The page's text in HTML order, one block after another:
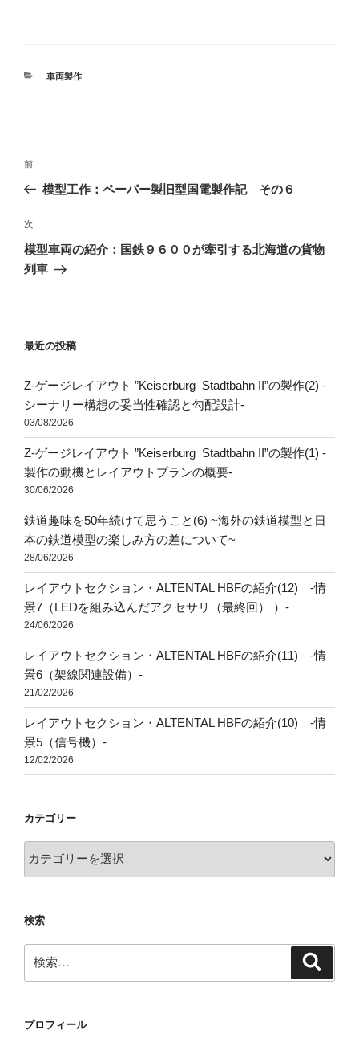
カ
車両製作
投
ナ
ビ
ゲ
ー
前
の
稿
前
模型工作：ペーパー製旧型国電製作記 その６
次
の
投
次
模型車両の紹介：国鉄９６００が牽引する北海道の貨物
列車
最近の投稿
Z-ゲージレイアウト ”Keiserburg Stadtbahn II”の製作(2) -
シーナリー構想の妥当性確認と勾配設計-
03/08/2026
Z-ゲージレイアウト ”Keiserburg Stadtbahn II”の製作(1) -
製作の動機とレイアウトプランの概要-
30/06/2026
鉄道趣味を50年続けて思うこと(6) ~海外の鉄道模型と日
本の鉄道模型の楽しみ方の差について~
28/06/2026
レイアウトセクション・ALTENTAL HBFの紹介(12) -情
景7（LEDを組み込んだアクセサリ（最終回） ）-
24/06/2026
レイアウトセクション・ALTENTAL HBFの紹介(11) -情
景6（架線関連設備）-
21/02/2026
レイアウトセクション・ALTENTAL HBFの紹介(10) -情
景5（信号機）-
12/02/2026
カテゴリー
テ
ー
検索
索:
プロフィール